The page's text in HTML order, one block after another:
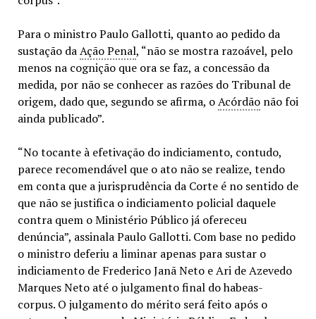
Para o ministro Paulo Gallotti, quanto ao pedido da
sustação daAção Penal, “não se mostra razoável, pelo
menos na cognição que ora se faz, a concessão da
medida, por não se conhecer as razões do Tribunal de
origem, dado que, segundo se afirma, oAcórdãonão foi
ainda publicado”.
“No tocante à efetivação do indiciamento, contudo,
parece recomendável que o ato não se realize, tendo
em conta que a jurisprudência da Corte é no sentido de
que não se justifica o indiciamento policial daquele
contra quem o Ministério Público já ofereceu
denúncia”, assinala Paulo Gallotti. Com base no pedido
o ministro deferiu a liminar apenas para sustar o
indiciamento de Frederico Janã Neto e Ari de Azevedo
Marques Neto até o julgamento final do habeas-
corpus. O julgamento do mérito será feito após o